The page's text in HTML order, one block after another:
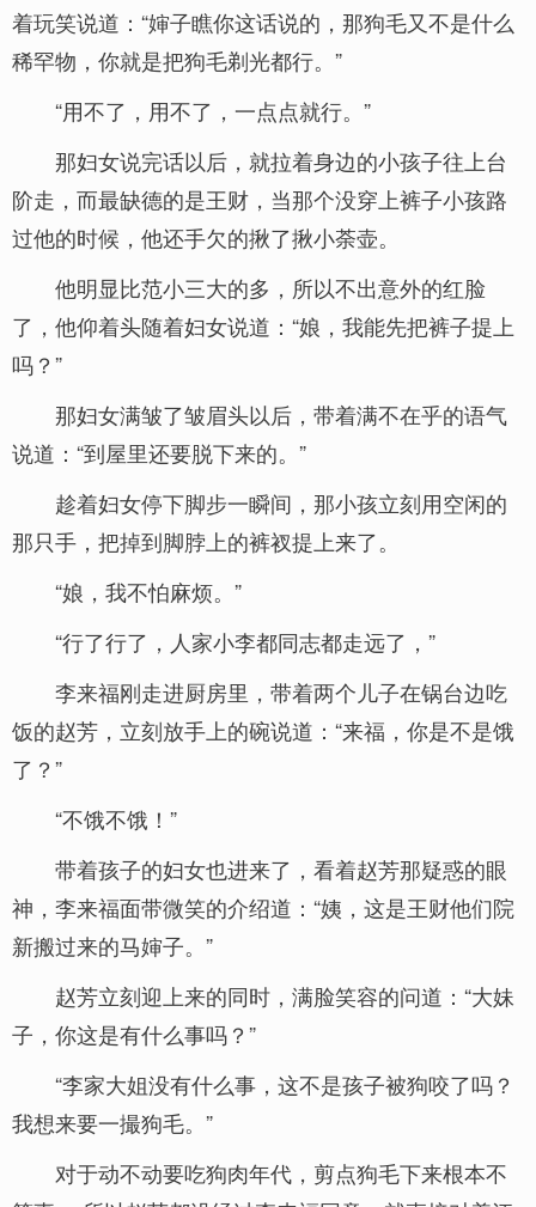
着玩笑说道：“婶子瞧你这话说的，那狗毛又不是什么
稀罕物，你就是把狗毛剃光都行。”
“用不了，用不了，一点点就行。”
那妇女说完话以后，就拉着身边的小孩子往上台
阶走，而最缺德的是王财，当那个没穿上裤子小孩路
过他的时候，他还手欠的揪了揪小荼壶。
他明显比范小三大的多，所以不出意外的红脸
了，他仰着头随着妇女说道：“娘，我能先把裤子提上
吗？”
那妇女满皱了皱眉头以后，带着满不在乎的语气
说道：“到屋里还要脱下来的。”
趁着妇女停下脚步一瞬间，那小孩立刻用空闲的
那只手，把掉到脚脖上的裤衩提上来了。
“娘，我不怕麻烦。”
“行了行了，人家小李都同志都走远了，”
李来福刚走进厨房里，带着两个儿子在锅台边吃
饭的赵芳，立刻放手上的碗说道：“来福，你是不是饿
了？”
“不饿不饿！”
带着孩子的妇女也进来了，看着赵芳那疑惑的眼
神，李来福面带微笑的介绍道：“姨，这是王财他们院
新搬过来的马婶子。”
赵芳立刻迎上来的同时，满脸笑容的问道：“大妹
子，你这是有什么事吗？”
“李家大姐没有什么事，这不是孩子被狗咬了吗？
我想来要一撮狗毛。”
对于动不动要吃狗肉年代，剪点狗毛下来根本不